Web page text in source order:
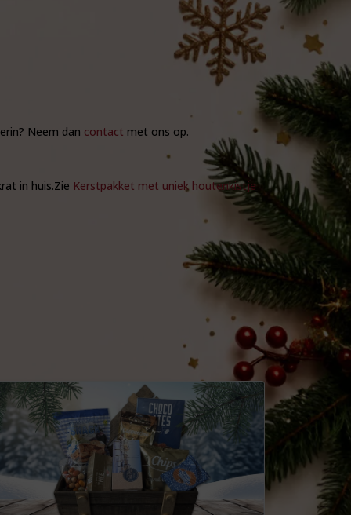
Neem dan contact met ons op.
in huis.Zie Kerstpakket met uniek houtenkistje